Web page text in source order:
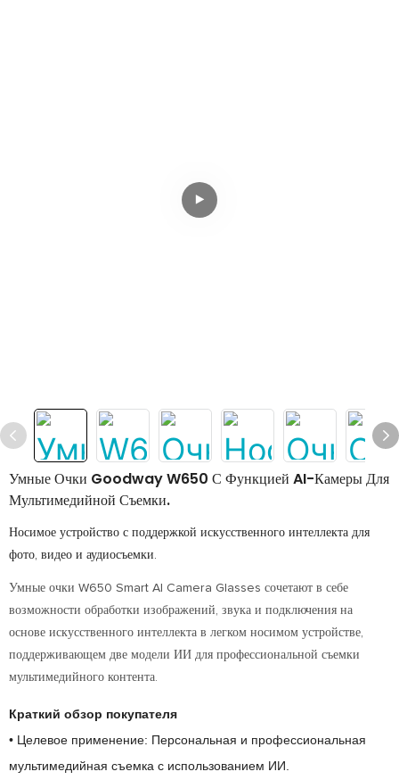
Умные Очки Goodway W650 С Функцией AI-Камеры Для
Мультимедийной Съемки.
Носимое устройство с поддержкой искусственного интеллекта для
фото, видео и аудиосъемки.
Умные очки W650 Smart AI Camera Glasses сочетают в себе
возможности обработки изображений, звука и подключения на
основе искусственного интеллекта в легком носимом устройстве,
поддерживающем две модели ИИ для профессиональной съемки
мультимедийного контента.
Краткий обзор покупателя
• Целевое применение: Персональная и профессиональная
мультимедийная съемка с использованием ИИ.